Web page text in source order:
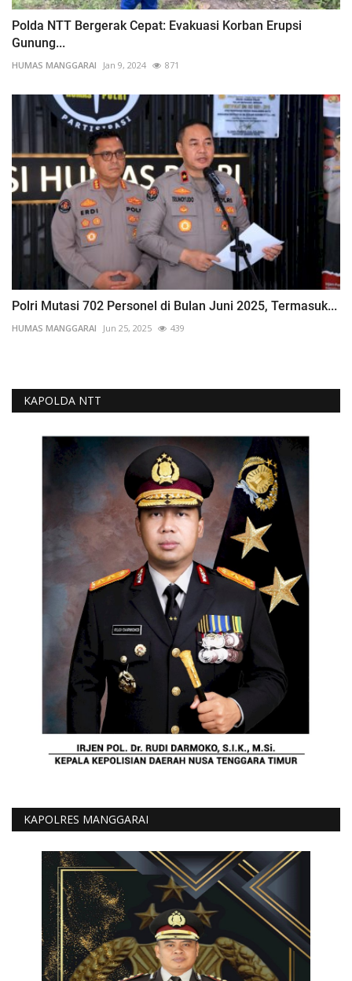
Polda NTT Bergerak Cepat: Evakuasi Korban Erupsi
Gunung...
HUMAS MANGGARAI Jan 9, 2024 871
Polri Mutasi 702 Personel di Bulan Juni 2025, Termasuk...
HUMAS MANGGARAI Jun 25, 2025 439
KAPOLDA NTT
KAPOLRES MANGGARAI